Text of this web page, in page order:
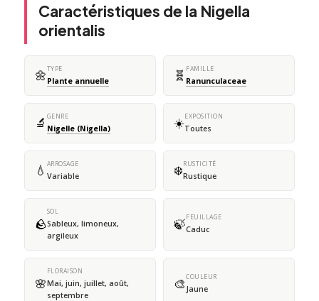
Caractéristiques de la Nigella
orientalis
🌼TYPE
Plante annuelle 🧬 FAMILLE
Ranunculaceae
🔬 GENRE
Nigelle (Nigella) ☀️EXPOSITION
Toutes
💧 ARROSAGE
Variable ❄️RUSTICITÉ
Rustique
🪨
SOL
Sableux, limoneux,
argileux
🍃FEUILLAGE
Caduc
🌸
FLORAISON
Mai, juin, juillet, août,
septembre
🎨COULEUR
Jaune